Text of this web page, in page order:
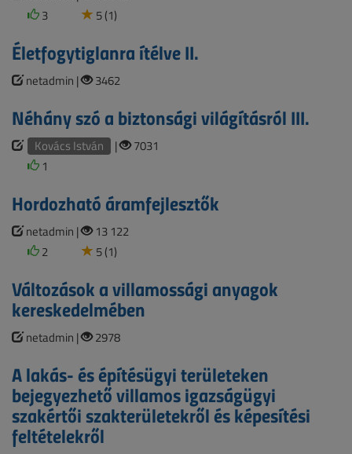
3
5 (1)
Életfogytiglanra ítélve II.
netadmin | 3462
Néhány szó a biztonsági világításról III.
Kovács István |
7031
1
Hordozható áramfejlesztők
netadmin |
13 122
2
5 (1)
Változások a villamossági anyagok
kereskedelmében
netadmin | 2978
A lakás- és építésügyi területeken
bejegyezhető villamos igazságügyi
szakértői szakterületekről és képesítési
feltételekről